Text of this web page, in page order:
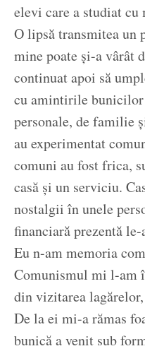
elevi care a studiat cu
O lipsă transmitea un
mine poate și-a vârât
continuat apoi să
cu amintirile
personale, de familie
au experimentat
comuni au fost frica,
casă și un serviciu.
nostalgii în unele
financiară prezentă
Eu n-am memoria
Comunismul mi l-am
din vizitarea
De la ei mi-a rămas
bunică a venit sub